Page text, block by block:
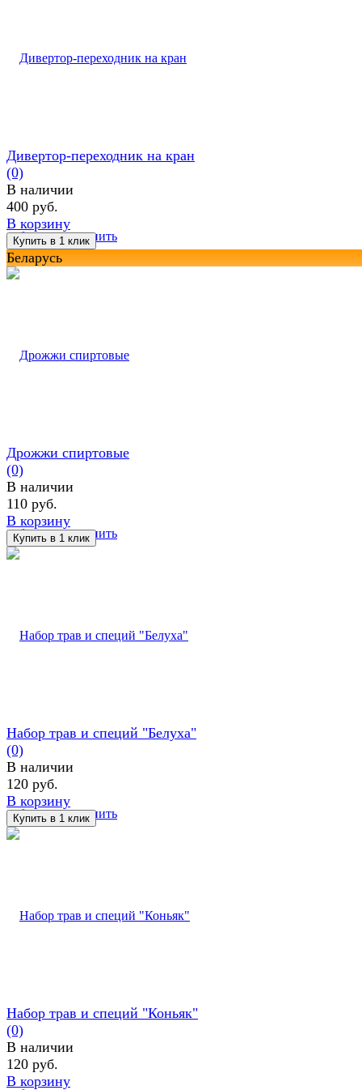
избранное сравнить
Дивертор-переходник на кран
(0)
В наличии
400 руб.
В корзину
Беларусь
избранное сравнить
Дрожжи спиртовые
(0)
В наличии
110 руб.
В корзину
избранное сравнить
Набор трав и специй "Белуха"
(0)
В наличии
120 руб.
В корзину
Набор трав и специй "Коньяк"
(0)
В наличии
120 руб.
В корзину